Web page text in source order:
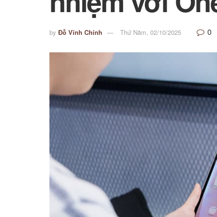
by Đỗ Vĩnh Chính Thứ Năm, 02/10/2025 0